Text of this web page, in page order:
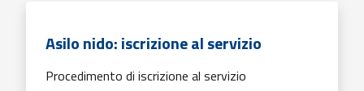
Asilo nido: iscrizione al servizio
Procedimento di iscrizione al servizio